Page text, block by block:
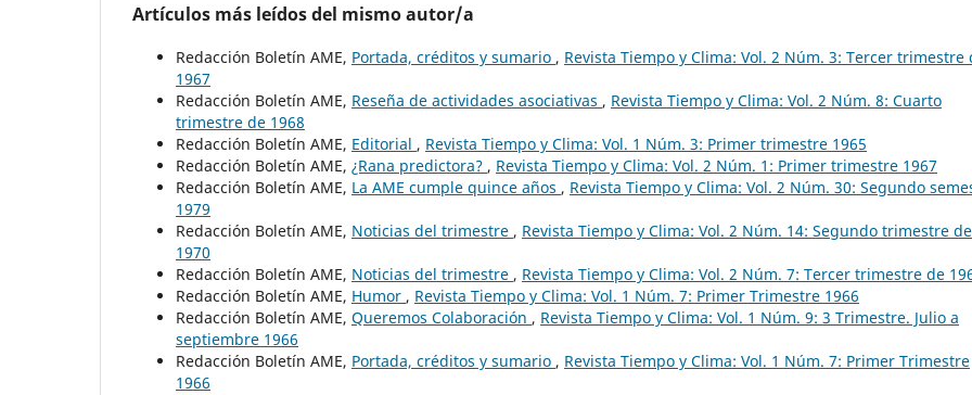
Artículos más leídos del mismo autor/a
Redacción Boletín AME, Portada, créditos y sumario , Revista Tiempo y Clima: Vol. 2 Núm. 3: Tercer trimestre
1967
Redacción Boletín AME, Reseña de actividades asociativas , Revista Tiempo y Clima: Vol. 2 Núm. 8: Cuarto
trimestre de 1968
Redacción Boletín AME, Editorial , Revista Tiempo y Clima: Vol. 1 Núm. 3: Primer trimestre 1965
Redacción Boletín AME, ¿Rana predictora? , Revista Tiempo y Clima: Vol. 2 Núm. 1: Primer trimestre 1967
Redacción Boletín AME, La AME cumple quince años , Revista Tiempo y Clima: Vol. 2 Núm. 30: Segundo
1979
Redacción Boletín AME, Noticias del trimestre , Revista Tiempo y Clima: Vol. 2 Núm. 14: Segundo trimestre de
1970
Redacción Boletín AME, Noticias del trimestre , Revista Tiempo y Clima: Vol. 2 Núm. 7: Tercer trimestre de
Redacción Boletín AME, Humor , Revista Tiempo y Clima: Vol. 1 Núm. 7: Primer Trimestre 1966
Redacción Boletín AME, Queremos Colaboración , Revista Tiempo y Clima: Vol. 1 Núm. 9: 3 Trimestre. Julio a
septiembre 1966
Redacción Boletín AME, Portada, créditos y sumario , Revista Tiempo y Clima: Vol. 1 Núm. 7: Primer Trimestre
1966